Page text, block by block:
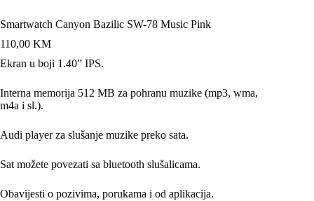
Smartwatch Canyon Bazilic SW-78 Music Pink
110,00 KM
Ekran u boji 1.40” IPS.
Interna memorija 512 MB za pohranu muzike (mp3, wma,
m4a i sl.).
Audi player za slušanje muzike preko sata.
Sat možete povezati sa bluetooth slušalicama.
Obavijesti o pozivima, porukama i od aplikacija.